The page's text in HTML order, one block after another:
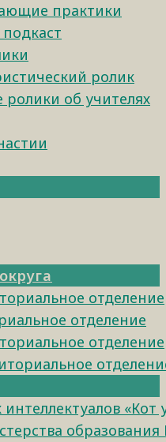
практики
ролик
об учителях
отделение
отделение
отделение
интеллектуалов «Кот
образования